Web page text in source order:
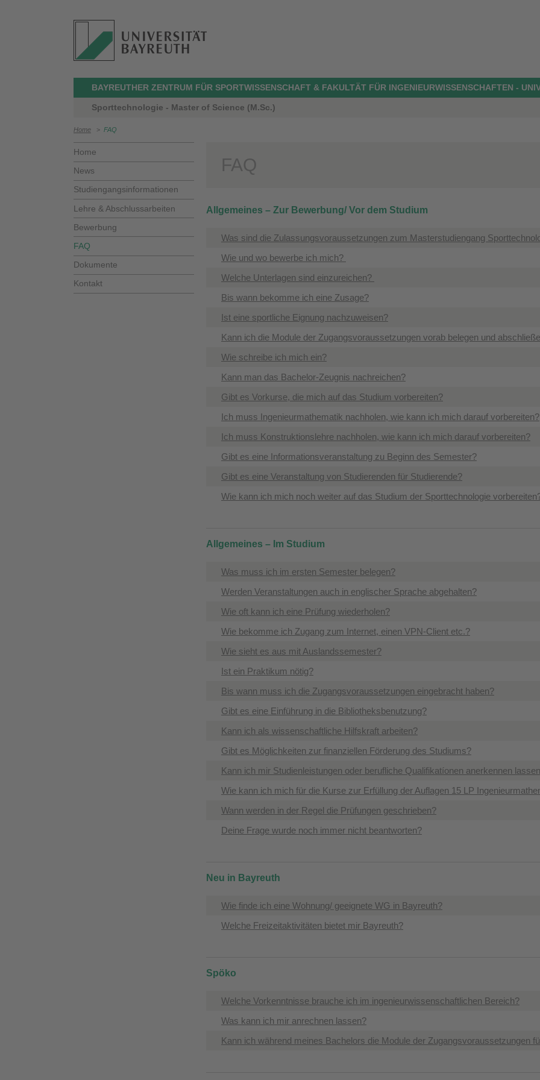
BAYREUTHER ZENTRUM FÜR SPORTWISSENSCHAFT & FAKULTÄT FÜR INGENIEURWISSENSCHAFTEN -
Sporttechnologie - Master of Science (M.Sc.)
Home > FAQ
Home
News
Studiengangsinformationen
Lehre & Abschlussarbeiten
Bewerbung
FAQ
Dokumente
Kontakt
FAQ
Allgemeines – Zur Bewerbung/ Vor dem Studium
Was sind die Zulassungsvoraussetzungen zum Masterstudiengang
Wie und wo bewerbe ich mich?
Welche Unterlagen sind einzureichen?
Bis wann bekomme ich eine Zusage?
Ist eine sportliche Eignung nachzuweisen?
Kann ich die Module der Zugangsvoraussetzungen vorab belegen und
Wie schreibe ich mich ein?
Kann man das Bachelor-Zeugnis nachreichen?
Gibt es Vorkurse, die mich auf das Studium vorbereiten?
Ich muss Ingenieurmathematik nachholen, wie kann ich mich darauf vorbereiten?
​Ich muss Konstruktionslehre nachholen, wie kann ich mich darauf vorbereiten?
Gibt es eine Informationsveranstaltung zu Beginn des Semester?
Gibt es eine Veranstaltung von Studierenden für Studierende?
Wie kann ich mich noch weiter auf das Studium der Sporttechnologie
Allgemeines – Im Studium
Was muss ich im ersten Semester belegen?
Werden Veranstaltungen auch in englischer Sprache abgehalten?
Wie oft kann ich eine Prüfung wiederholen?
Wie bekomme ich Zugang zum Internet, einen VPN-Client etc.?
Wie sieht es aus mit Auslandssemester?
Ist ein Praktikum nötig?
Bis wann muss ich die Zugangsvoraussetzungen eingebracht haben?
Gibt es eine Einführung in die Bibliotheksbenutzung?
Kann ich als wissenschaftliche Hilfskraft arbeiten?
Gibt es Möglichkeiten zur finanziellen Förderung des Studiums?
Kann ich mir Studienleistungen oder berufliche Qualifikatíonen anerkennen
Wie kann ich mich für die Kurse zur Erfüllung der Auflagen 15 LP
​Wann werden in der Regel die Prüfungen geschrieben?
​Deine Frage wurde noch immer nicht beantworten?
Neu in Bayreuth
Wie finde ich eine Wohnung/ geeignete WG in Bayreuth?
Welche Freizeitaktivitäten bietet mir Bayreuth?
Spöko
Welche Vorkenntnisse brauche ich im ingenieurwissenschaftlichen Bereich?
Was kann ich mir anrechnen lassen?
Kann ich während meines Bachelors die Module der Zugangsvoraussetzungen